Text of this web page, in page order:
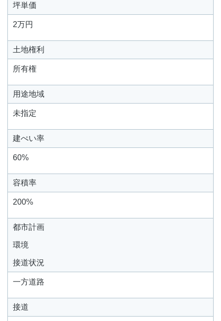
坪単価
2万円
土地権利
所有権
用途地域
未指定
建ぺい率
60%
容積率
200%
都市計画
環境
接道状況
一方道路
接道